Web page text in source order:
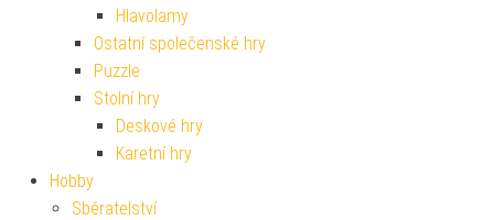
Hlavolamy
Ostatní společenské hry
Puzzle
Stolní hry
Deskové hry
Karetní hry
Hobby
Sběratelství